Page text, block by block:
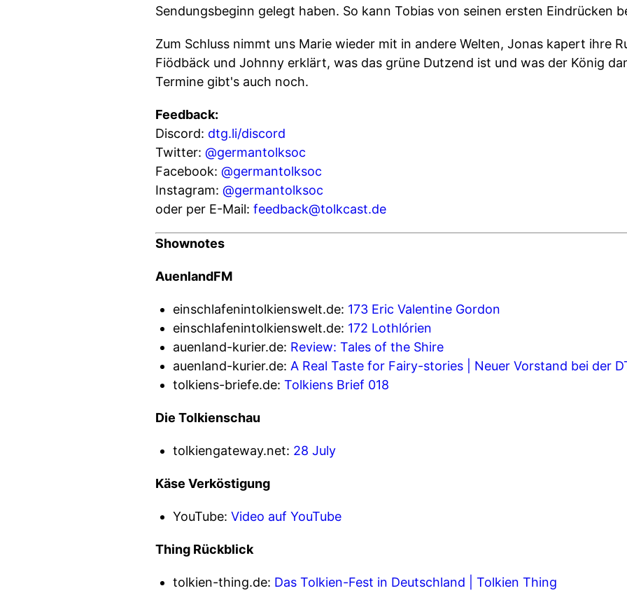
Sendungsbeginn gelegt haben. So kann Tobias von seinen ersten Eindrücken
Zum Schluss nimmt uns Marie wieder mit in andere Welten, Jonas kapert ihre
Fiödbäck und Johnny erklärt, was das grüne Dutzend ist und was der König
Termine gibt's auch noch.
Feedback:
Discord: dtg.li/discord
Twitter: @germantolksoc
Facebook: @germantolksoc
Instagram: @germantolksoc
oder per E-Mail: feedback@tolkcast.de
Shownotes
AuenlandFM
einschlafenintolkienswelt.de: 173 Eric Valentine Gordon
einschlafenintolkienswelt.de: 172 Lothlórien
auenland-kurier.de: Review: Tales of the Shire
auenland-kurier.de: A Real Taste for Fairy-stories | Neuer Vorstand bei der
tolkiens-briefe.de: Tolkiens Brief 018
Die Tolkienschau
tolkiengateway.net: 28 July
Käse Verköstigung
YouTube: Video auf YouTube
Thing Rückblick
tolkien-thing.de: Das Tolkien-Fest in Deutschland | Tolkien Thing